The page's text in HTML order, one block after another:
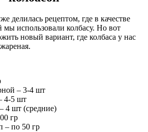
делилась рецептом, где в качестве
использовали колбасу. Но вот
новый вариант, где колбаса у нас
– 3-4 шт
4-5 шт
4 шт (средние)
гр
– по 50 гр